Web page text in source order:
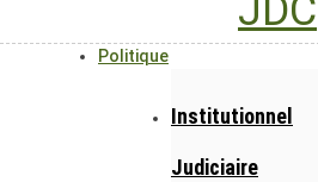
Politique
Institutionnel
Judiciaire